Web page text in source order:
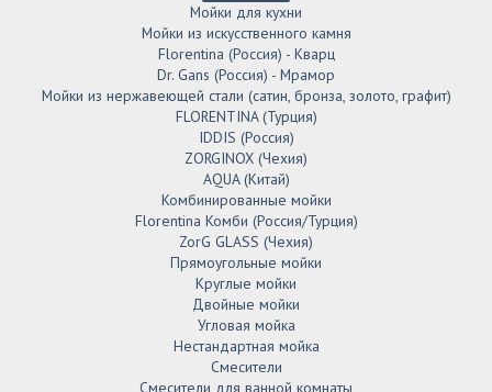
Мойки для кухни
Мойки из искусственного камня
Florentina (Россия) - Кварц
Dr. Gans (Россия) - Мрамор
Мойки из нержавеющей стали (сатин, бронза, золото, графит)
FLORENTINA (Турция)
IDDIS (Россия)
ZORGINOX (Чехия)
AQUA (Китай)
Комбинированные мойки
Florentina Комби (Россия/Турция)
ZorG GLASS (Чехия)
Прямоугольные мойки
Круглые мойки
Двойные мойки
Угловая мойка
Нестандартная мойка
Смесители
Смесители для ванной комнаты